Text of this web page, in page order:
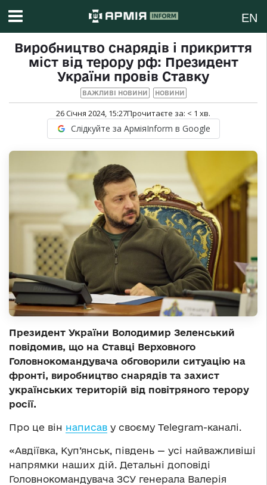
EN
Виробництво снарядів і прикриття
міст від терору рф: Президент
України провів Ставку
ВАЖЛИВІ НОВИНИ НОВИНИ
26 Січня 2024, 15:27Прочитаєте за: < 1 хв.
Слідкуйте за АрміяInform в Google
Президент України Володимир Зеленський
повідомив, що на Ставці Верховного
Головнокомандувача обговорили ситуацію на
фронті, виробництво снарядів та захист
українських територій від повітряного терору
росії.
Про це він написав у своєму Telegram-каналі.
«Авдіївка, Куп’янськ, південь — усі найважливіші
напрямки наших дій. Детальні доповіді
Головнокомандувача ЗСУ генерала Валерія